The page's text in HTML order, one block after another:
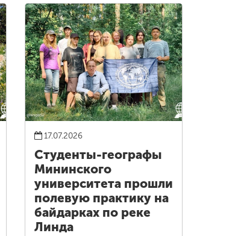
17.07.2026
Студенты-географы
Мининского
университета прошли
полевую практику на
байдарках по реке
Линда